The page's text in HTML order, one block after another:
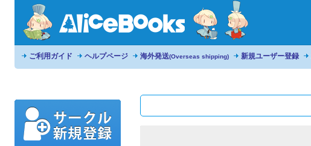
ご利用ガイド ヘルプページ 海外発送(Overseas shipping) 新規ユーザー登録